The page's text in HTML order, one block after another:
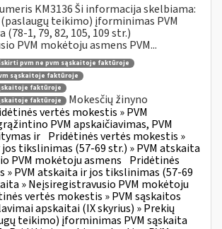
KM3136 Ši informacija skelbiama:
teikimo) įforminimas PVM
1, 79, 82, 105, 109 str.)
PVM mokėtoju asmens PVM...
pvm ne pvm sąskaitoje faktūroje
sąskaitoje faktūroje
faktūroje
faktūroje
Mokesčių žinyno
vertės mokestis » PVM
PVM apskaičiavimas, PVM
ir Pridėtinės vertės mokestis »
tikslinimas (57-69 str.) » PVM atskaita
PVM mokėtoju asmens Pridėtinės
» PVM atskaita ir jos tikslinimas (57-69
» Neįsiregistravusio PVM mokėtoju
vertės mokestis » PVM sąskaitos
apskaitai (IX skyrius) » Prekių
teikimo) įforminimas PVM sąskaita